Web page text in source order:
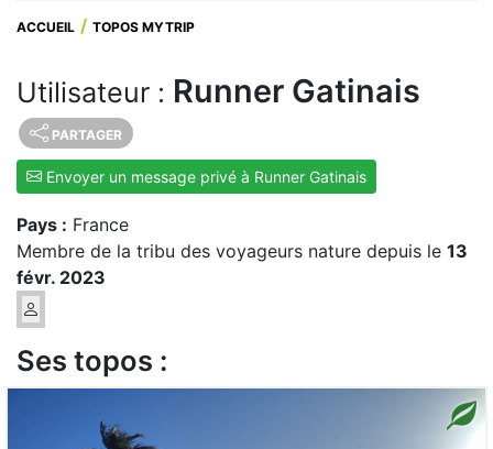
ACCUEIL TOPOS MYTRIP
Utilisateur : Runner Gatinais
PARTAGER
Envoyer un message privé à Runner Gatinais
Pays : France
Membre de la tribu des voyageurs nature depuis le 13
févr. 2023
Ses topos :